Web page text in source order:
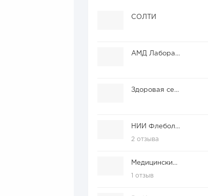
СОЛТИ
АМД Лаборатории
Здоровая семья
НИИ Флебология
2 отзыва
Медицинский центр Елены Малышевой
1 отзыв